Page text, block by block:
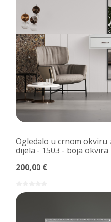
Ogledalo u crnom okviru
dijela - 1503 - boja
200,00 €